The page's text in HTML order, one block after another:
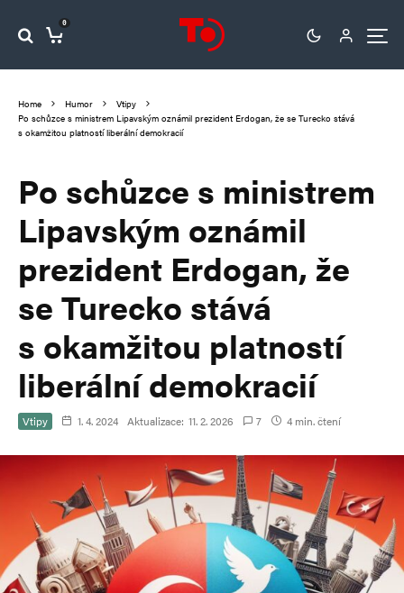
0
Home Humor
Vtipy
Po schůzce s ministrem Lipavským oznámil prezident Erdogan, že se Turecko stává
s okamžitou platností liberální demokracií
Po schůzce s ministrem
Lipavským oznámil
prezident Erdogan, že
se Turecko stává
s okamžitou platností
liberální demokracií
Vtipy 1. 4. 2024 Aktualizace: 11. 2. 2026 7 4 min. čtení